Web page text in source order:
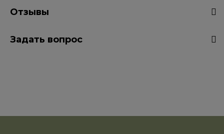
Отзывы
Задать вопрос